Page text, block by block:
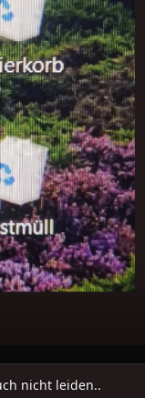
nicht leiden..